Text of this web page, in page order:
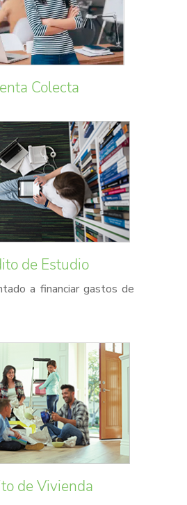
Colecta
de Estudio
a financiar gastos de
de Vivienda